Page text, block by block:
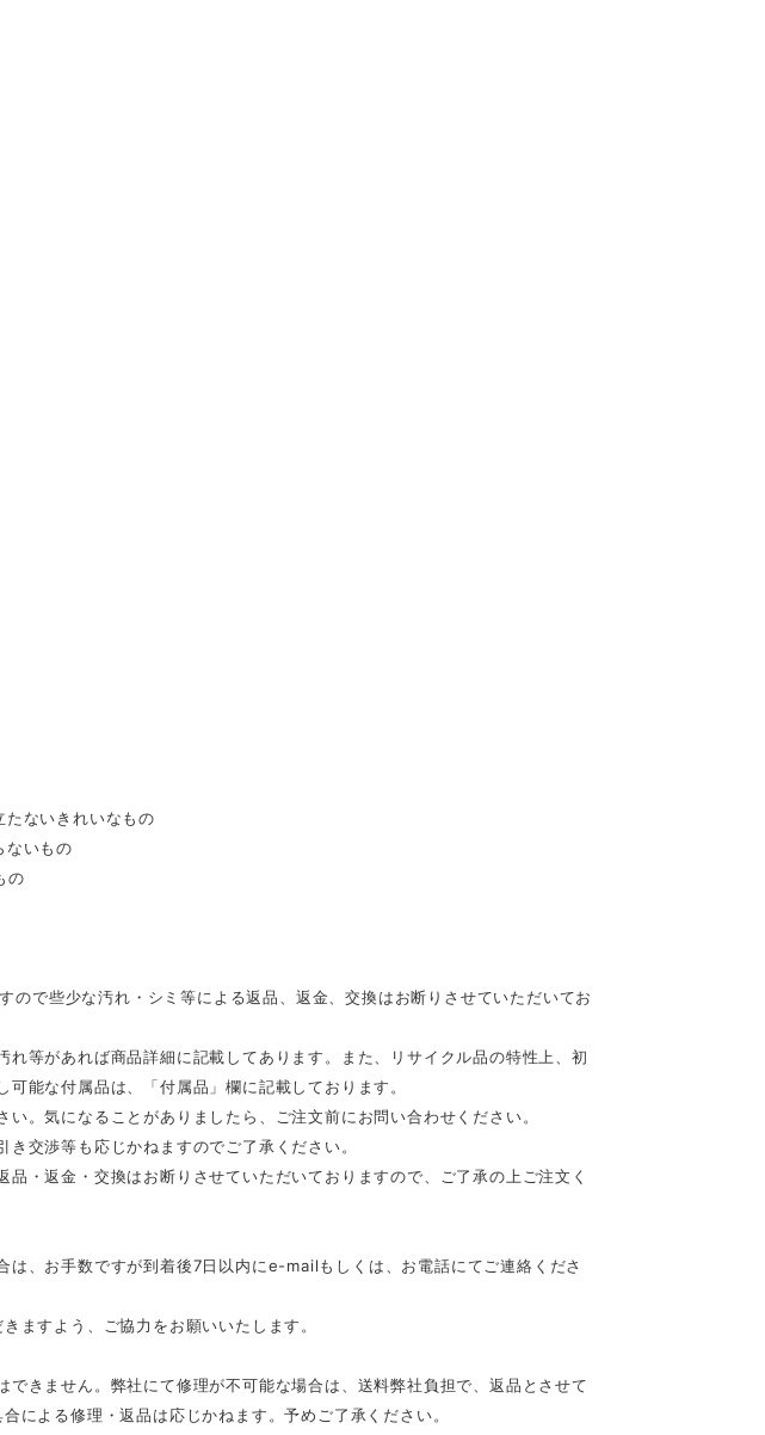
ないきれいなもの
ないもの
の
で些少な汚れ・シミ等による返品、返金、交換はお断りさせていただいてお
等があれば商品詳細に記載してあります。また、リサイクル品の特性上、初
能な付属品は、「付属品」欄に記載しております。
。気になることがありましたら、ご注文前にお問い合わせください。
交渉等も応じかねますのでご了承ください。
・返金・交換はお断りさせていただいておりますので、ご了承の上ご注文く
は、お手数ですが到着後7日以内にe-mailもしくは、お電話にてご連絡くださ
ますよう、ご協力をお願いいたします。
きません。弊社にて修理が不可能な場合は、送料弊社負担で、返品とさせて
による修理・返品は応じかねます。予めご了承ください。